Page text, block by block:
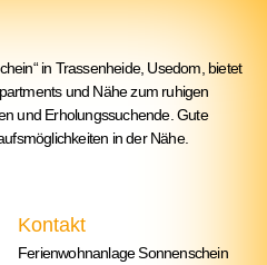
in Trassenheide, Usedom, bietet
und Nähe zum ruhigen
und Erholungssuchende. Gute
in der Nähe.
Kontakt
Ferienwohnanlage Sonnenschein